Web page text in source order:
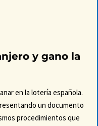
y gano la
en la lotería española.
un documento
procedimientos que